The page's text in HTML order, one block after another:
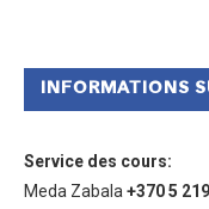
INFORMATIONS
Service des cours:
Meda Zabala +370 5